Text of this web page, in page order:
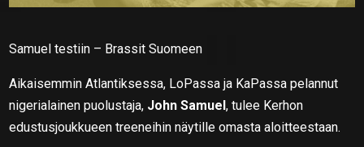
Samuel testiin – Brassit Suomeen
Aikaisemmin Atlantiksessa, LoPassa ja KaPassa pelannut
nigerialainen puolustaja, John Samuel, tulee Kerhon
edustusjoukkueen treeneihin näytille omasta aloitteestaan.